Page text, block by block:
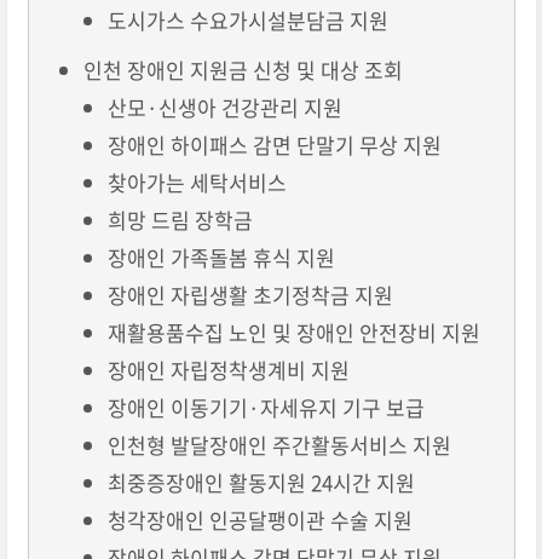
도시가스 수요가시설분담금 지원
인천 장애인 지원금 신청 및 대상 조회
산모·신생아 건강관리 지원
장애인 하이패스 감면 단말기 무상 지원
찾아가는 세탁서비스
희망 드림 장학금
장애인 가족돌봄 휴식 지원
장애인 자립생활 초기정착금 지원
재활용품수집 노인 및 장애인 안전장비 지원
장애인 자립정착생계비 지원
장애인 이동기기·자세유지 기구 보급
인천형 발달장애인 주간활동서비스 지원
최중증장애인 활동지원 24시간 지원
청각장애인 인공달팽이관 수술 지원